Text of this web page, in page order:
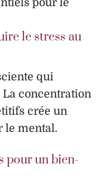
pour le
le stress au
qui
La concentration
crée un
le mental.
pour un bien-